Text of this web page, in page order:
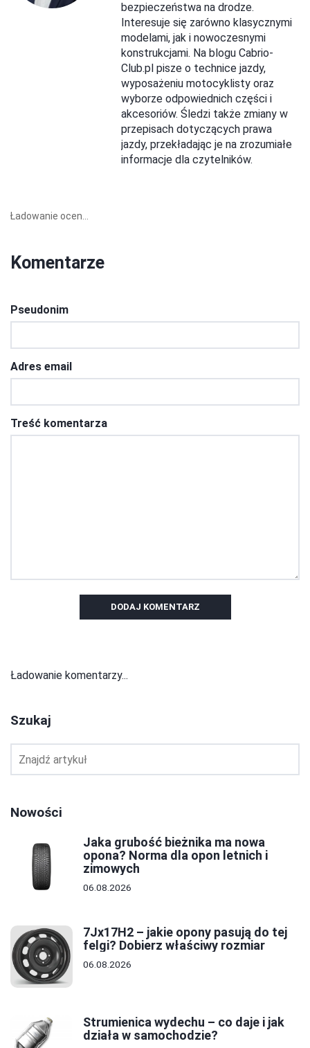
bezpieczeństwa na drodze.
Interesuje się zarówno klasycznymi
modelami, jak i nowoczesnymi
konstrukcjami. Na blogu Cabrio-
Club.pl pisze o technice jazdy,
wyposażeniu motocyklisty oraz
wyborze odpowiednich części i
akcesoriów. Śledzi także zmiany w
przepisach dotyczących prawa
jazdy, przekładając je na zrozumiałe
informacje dla czytelników.
Ładowanie ocen...
Komentarze
Pseudonim
Adres email
Treść komentarza
DODAJ KOMENTARZ
Ładowanie komentarzy...
Szukaj
Nowości
Jaka grubość bieżnika ma nowa
opona? Norma dla opon letnich i
zimowych
06.08.2026
7Jx17H2 – jakie opony pasują do tej
felgi? Dobierz właściwy rozmiar
06.08.2026
Strumienica wydechu – co daje i jak
działa w samochodzie?